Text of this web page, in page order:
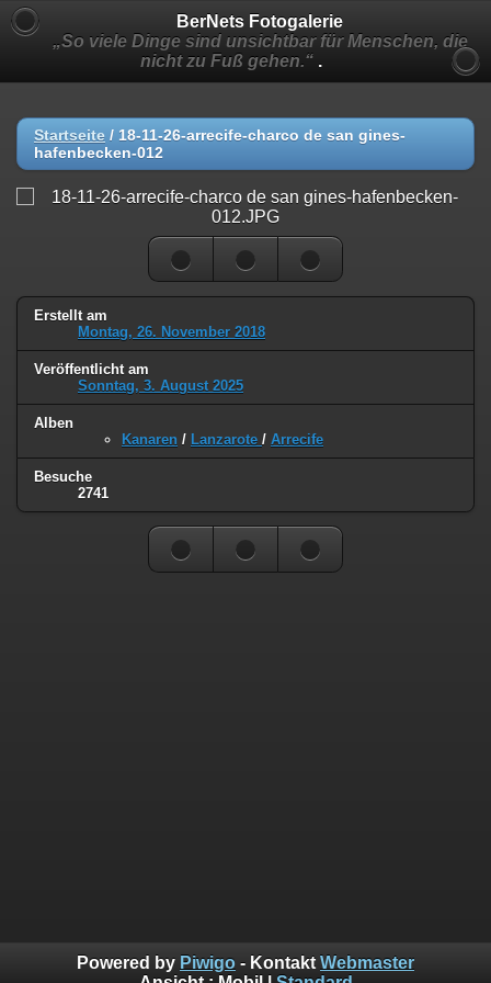
BerNets Fotogalerie
„So viele Dinge sind unsichtbar für Menschen, die
nicht zu Fuß gehen.“ .
Startseite / 18-11-26-arrecife-charco de san gines-
hafenbecken-012
Erstellt am
Montag, 26. November 2018
Veröffentlicht am
Sonntag, 3. August 2025
Alben
Kanaren / Lanzarote / Arrecife
Besuche
2741
Powered by Piwigo - Kontakt Webmaster